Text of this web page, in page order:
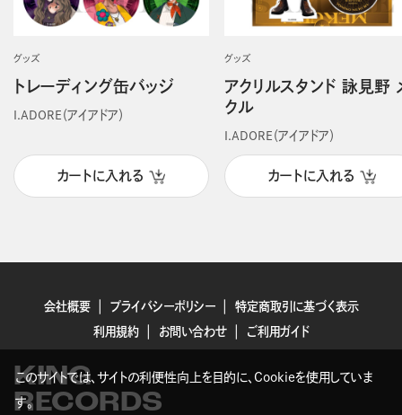
グッズ
トレーディング缶バッジ
I.ADORE（アイアドア）
カートに入れる
グッズ
アクリルスタンド 詠見野
クル
I.ADORE（アイアドア）
カートに入れる
会社概要 プライバシーポリシー
特定商取引に基づく表示
利用規約
お問い合わせ ご利用ガイド
KING
RECORDS
このサイトでは、サイトの利便性向上を目的に、Cookieを使用していま
す。